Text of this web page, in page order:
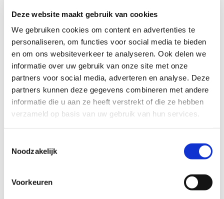
Deze website maakt gebruik van cookies
We gebruiken cookies om content en advertenties te
personaliseren, om functies voor social media te bieden
en om ons websiteverkeer te analyseren. Ook delen we
informatie over uw gebruik van onze site met onze
partners voor social media, adverteren en analyse. Deze
partners kunnen deze gegevens combineren met andere
informatie die u aan ze heeft verstrekt of die ze hebben
verzameld op basis van uw gebruik van hun services.
Noodzakelijk
Voorkeuren
Verdachte
Bel kosteloos en vrijblijvend
088 - 629 00 50